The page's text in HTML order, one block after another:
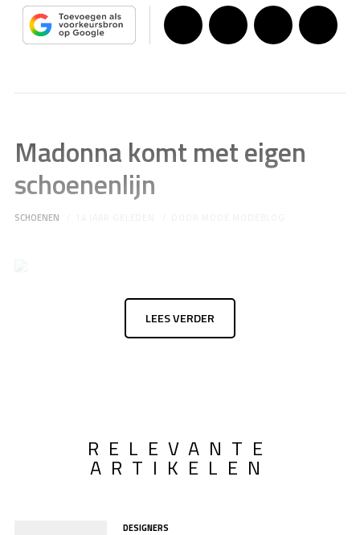
Madonna komt met eigen
schoenenlijn
SCHOENEN
LEES VERDER
RELEVANTE
ARTIKELEN
DESIGNERS